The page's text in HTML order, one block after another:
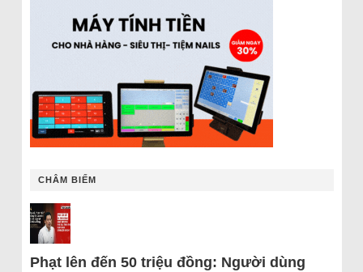
CHÂM BIẾM
Phạt lên đến 50 triệu đồng: Người dùng